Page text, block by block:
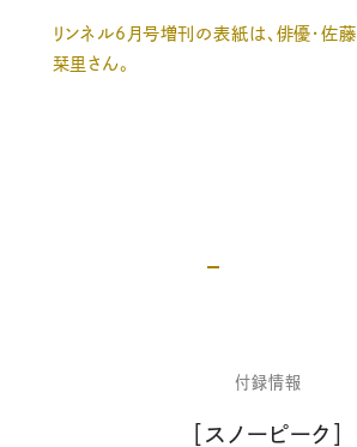
リンネル6月号増刊の表紙は、俳優・佐藤
栞里さん。
付録情報
［スノーピーク］